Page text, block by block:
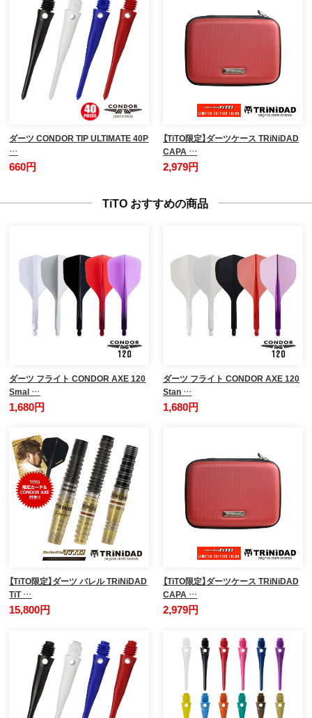
ダーツ CONDOR TIP ULTIMATE 40P
…
660円
【TiTO限定】ダーツケース TRiNiDAD
CAPA …
2,979円
TiTO おすすめの商品
ダーツ フライト CONDOR AXE 120
Smal …
1,680円
ダーツ フライト CONDOR AXE 120
Stan …
1,680円
【TiTO限定】ダーツ バレル TRiNiDAD
TiT …
15,800円
【TiTO限定】ダーツケース TRiNiDAD
CAPA …
2,979円